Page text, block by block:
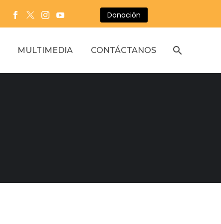
Donación
MULTIMEDIA CONTÁCTANOS